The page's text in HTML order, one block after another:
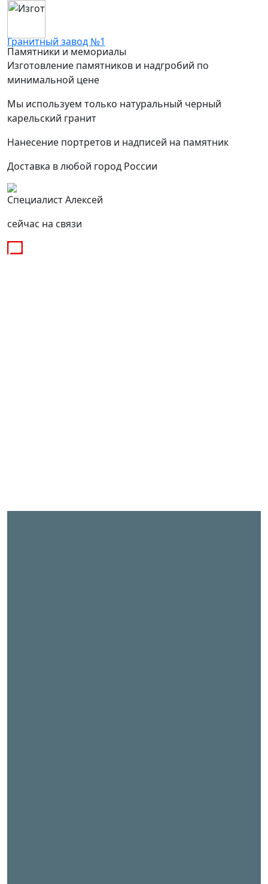
Гранитный завод №1
Памятники и мемориалы
Изготовление памятников и надгробий по
минимальной цене
Мы используем только натуральный черный
карельский гранит
Нанесение портретов и надписей на памятник
Доставка в любой город России
Специалист Алексей
сейчас на связи